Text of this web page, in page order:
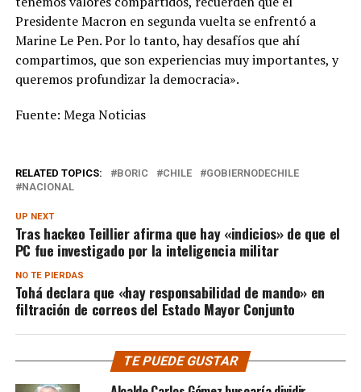
Presidente Macron en segunda vuelta se enfrentó a
Marine Le Pen. Por lo tanto, hay desafíos que ahí
compartimos, que son experiencias muy importantes, y
queremos profundizar la democracia».
Fuente: Mega Noticias
RELATED TOPICS: BORIC CHILE
GOBIERNODECHILE
NACIONAL
UP NEXT
Tras hackeo Teillier afirma que hay «indicios» de que el
PC fue investigado por la inteligencia militar
NO TE PIERDAS
Tohá declara que «hay responsabilidad de mando» en
filtración de correos del Estado Mayor Conjunto
TE PUEDE GUSTAR